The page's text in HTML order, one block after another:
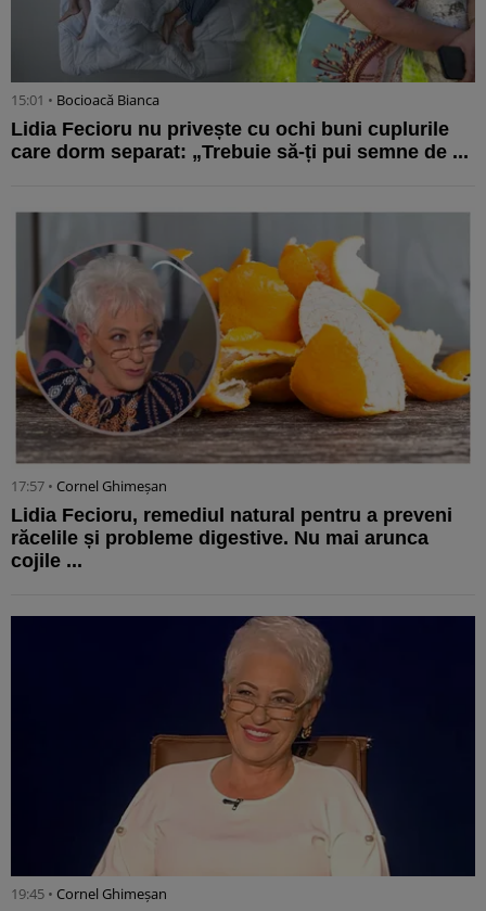
15:01 • Bocioacă Bianca
Lidia Fecioru nu privește cu ochi buni cuplurile
care dorm separat: „Trebuie să-ți pui semne de ...
17:57 • Cornel Ghimeșan
Lidia Fecioru, remediul natural pentru a preveni
răcelile și probleme digestive. Nu mai arunca
cojile ...
19:45 • Cornel Ghimeșan